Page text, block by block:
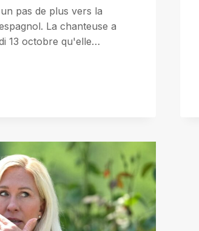
pas de plus vers la
La chanteuse a
13 octobre qu'elle…